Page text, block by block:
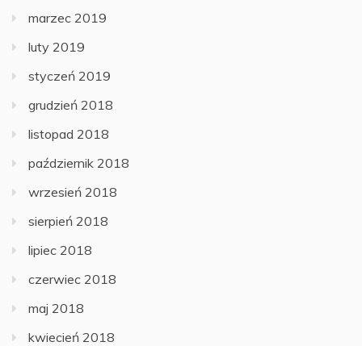
marzec 2019
luty 2019
styczeń 2019
grudzień 2018
listopad 2018
październik 2018
wrzesień 2018
sierpień 2018
lipiec 2018
czerwiec 2018
maj 2018
kwiecień 2018